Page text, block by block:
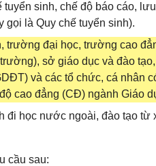
sinh, chế độ báo cáo,
gọi là Quy chế tuyển sinh).
trường đại học, trường cao
sở giáo dục và đào
và các tổ chức, cá nhân
cao đẳng (CĐ) ngành Giáo
đi học nước ngoài, đào tạo từ
cầu sau: